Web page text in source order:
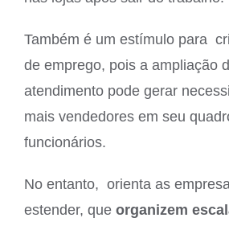
Também é um estímulo para
de emprego, pois a ampliação
atendimento pode gerar
mais vendedores em seu
funcionários.
No entanto, orienta as
estender, que organizem